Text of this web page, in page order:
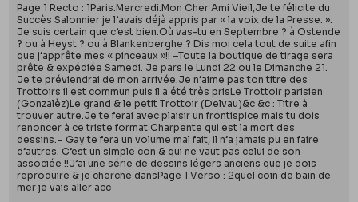
Page 1 Recto : 1Paris.Mercredi.Mon Cher Ami Vieil,Je te félicite du
Succès Salonnier je l’avais déjà appris par « la voix de la Presse. ».
Je suis certain que c’est bien.Où vas-tu en Septembre ? à Ostende
? ou à Heyst ? ou à Blankenberghe ? Dis moi cela tout de suite afin
que j’apprête mes « pinceaux »!! –Toute la boutique de tirage sera
prête & expédiée Samedi. Je pars le Lundi 22 ou le Dimanche 21.
Je te préviendrai de mon arrivée.Je n’aime pas ton titre des
Trottoirs il est commun puis il a été très prisLe Trottoir parisien
(Gonzalèz)Le grand & le petit Trottoir (Delvau)&c &c : Titre à
trouver autre.Je te ferai avec plaisir un frontispice mais tu dois
renoncer à ce triste format Charpente qui est la mort des
dessins.– Gay te fera un volume mal fait, il n’a jamais pu en faire
d’autres. C’est un simple con & qui ne vaut pas celui de son
associée !!J’ai une série de dessins légers anciens que je dois
reproduire & je cherche dansPage 1 Verso : 2quel coin de bain de
mer je vais aller acc